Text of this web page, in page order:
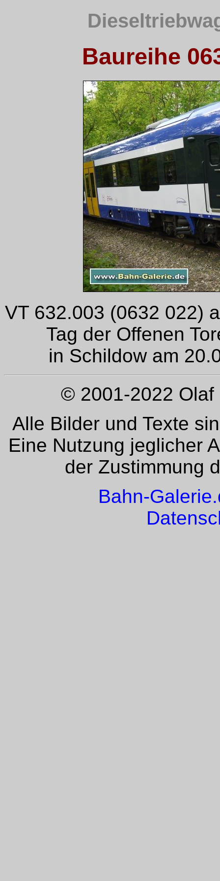
Baureihe
VT 632.003 (0632 022)
Tag der Offenen
in Schildow am
© 2001-2022 Olaf
Alle Bilder und Texte
Eine Nutzung jeglicher
der Zustimmung
Bahn-